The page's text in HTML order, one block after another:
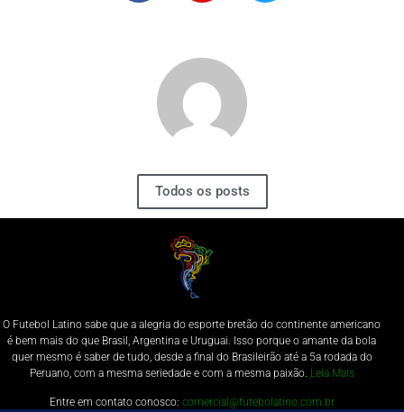
Todos os posts
O Futebol Latino sabe que a alegria do esporte bretão do continente americano
é bem mais do que Brasil, Argentina e Uruguai. Isso porque o amante da bola
quer mesmo é saber de tudo, desde a final do Brasileirão até a 5a rodada do
Peruano, com a mesma seriedade e com a mesma paixão. Leia Mais
Entre em contato conosco: comercial@futebolatino.com.br